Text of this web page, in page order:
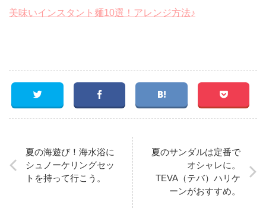
美味いインスタント麺10選！アレンジ方法♪
夏の海遊び！海水浴に
シュノーケリングセッ
トを持って行こう。
夏のサンダルは定番で
オシャレに。
TEVA（テバ）ハリケ
ーンがおすすめ。